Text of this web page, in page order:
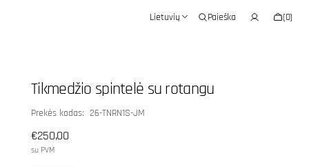
Lietuvių Paieška Krepšelis
(0)
Tikmedžio spintelė su rotangu
SKU:
Prekės kodas: 26-TNRN1S-JM
Įprasta
kaina
€250,00
su PVM